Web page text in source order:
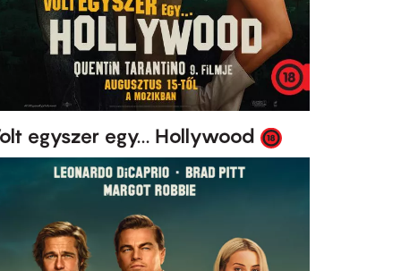
egyszer egy... Hollywood